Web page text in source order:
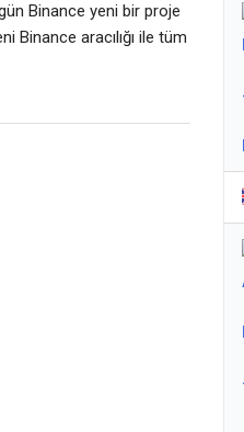
Binance yeni bir proje
Binance aracılığı ile tüm
tutmanız gerekiyor.